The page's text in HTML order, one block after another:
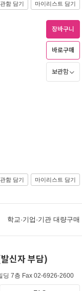
함 담기 마이리스트 담기
장바구니
바로구매
보관함
함 담기 마이리스트 담기
학교·기업·기관 대량구매
신자 부담)
딩 7층 Fax 02-6926-2600